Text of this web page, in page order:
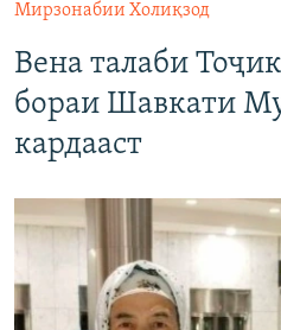
Мирзонабии Холиқзод
Вена талаби
бораи Шавкати
кардааст